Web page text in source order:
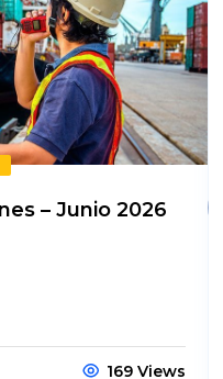
– Junio 2026
169 Views